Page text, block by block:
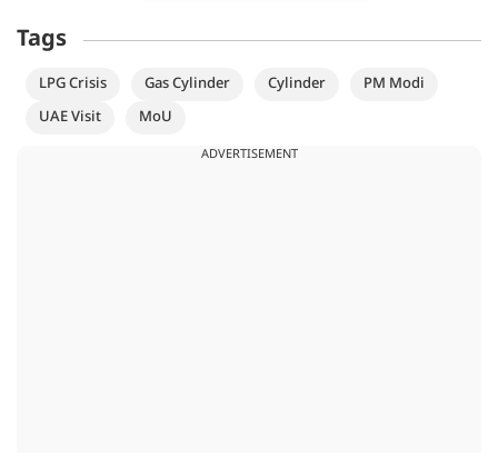
Tags
LPG Crisis Gas Cylinder Cylinder
PM Modi
UAE Visit
MoU
ADVERTISEMENT